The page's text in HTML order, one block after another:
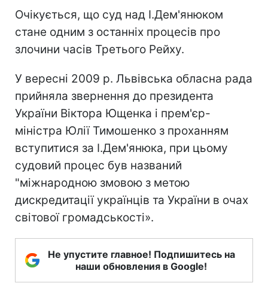
Очікується, що суд над І.Дем'янюком
стане одним з останніх процесів про
злочини часів Третього Рейху.
У вересні 2009 р. Львівська обласна рада
прийняла звернення до президента
України Віктора Ющенка і прем'єр-
міністра Юлії Тимошенко з проханням
вступитися за І.Дем'янюка, при цьому
судовий процес був названий
"міжнародною змовою з метою
дискредитації українців та України в очах
світової громадськості».
Не упустите главное! Подпишитесь на
наши обновления в Google!